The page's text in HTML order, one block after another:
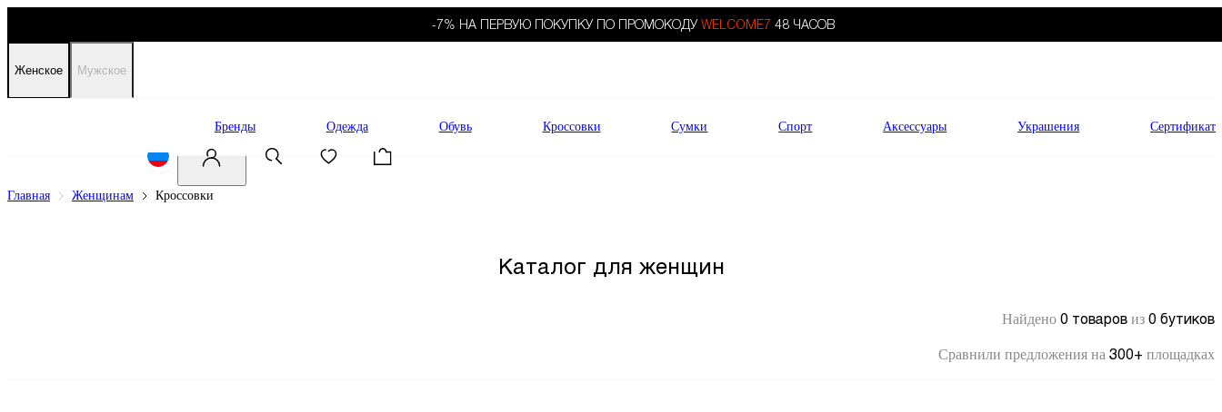
-7% НА ПЕРВУЮ ПОКУПКУ ПО ПРОМОКОДУ WELCOME7 48 ЧАСОВ
Женское Мужское
Бренды Одежда Обувь Кроссовки Сумки Спорт Аксессуары Украшения Сертификат
Главная Женщинам Кроссовки
Каталог для женщин
Найдено 0 товаров из 0 бутиков
Сравнили предложения на 300+ площадках